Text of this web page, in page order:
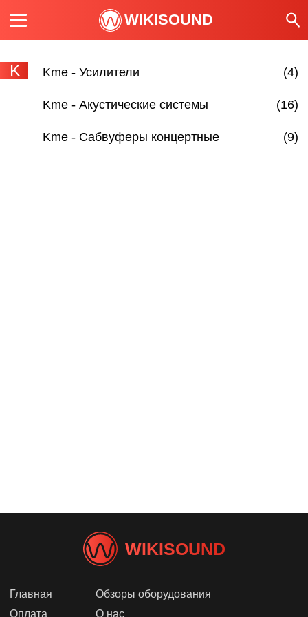
WIKISOUND
K Kme - Усилители (4)
Kme - Акустические системы (16)
Kme - Сабвуферы концертные (9)
WIKISOUND
Главная
Оплата
Обзоры оборудования
О нас